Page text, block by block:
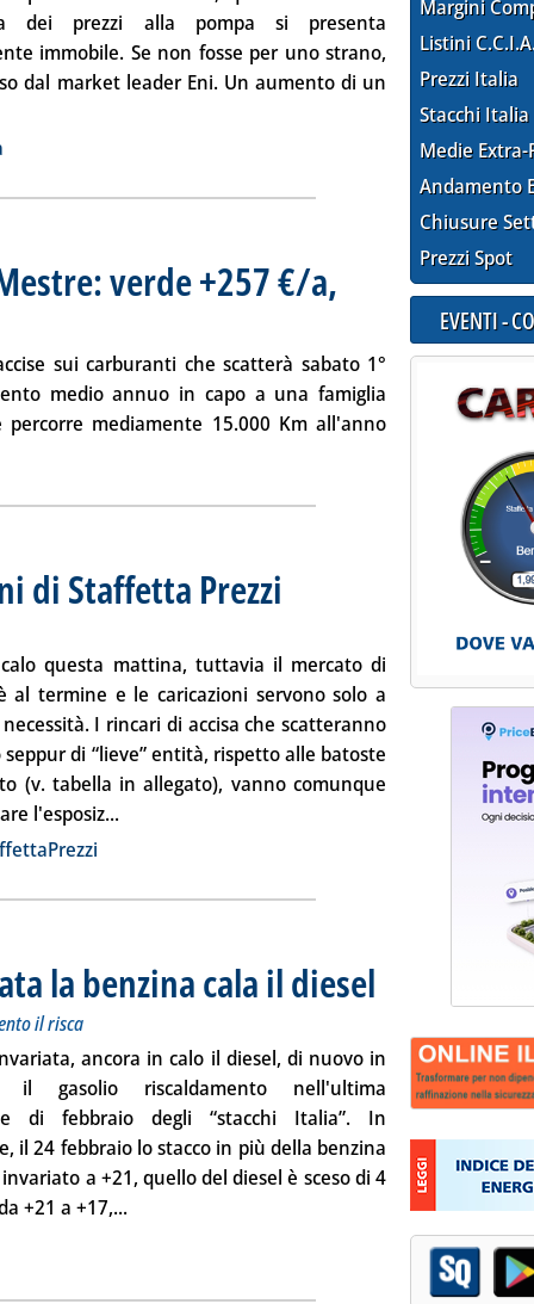
dei prezzi alla pompa si presenta
immobile. Se non fosse per uno strano,
dal market leader Eni. Un aumento di un
verde +257 €/a,
sui carburanti che scatterà sabato 1°
medio annuo in capo a una famiglia
mediamente 15.000 Km all'anno
accise, Cgia Mestre: verde +257 €/a, diesel +388'
di Staffetta Prezzi . Sottotitolo: Rilevazione n. 17 del 27
. Pubblicata giovedì 27 febbraio 2014 alle
questa mattina, tuttavia il mercato di
al termine e le caricazioni servono solo a
I rincari di accisa che scatteranno
seppur di “lieve” entità, rispetto alle batoste
(v. tabella in allegato), vanno comunque
l'esposiz...Leggi tutta la notizia: 'Extra-rete: le rilevazioni
la benzina cala il diesel
il risca
ancora in calo il diesel, di nuovo in
il gasolio riscaldamento nell'ultima
di febbraio degli “stacchi Italia”. In
il24 febbraiolo stacco in più della benzina
a +21, quello del diesel è sceso di 4
+21 a +17,...Leggi tutta la notizia: '“Stacchi Italia”,
Margini
Listini
Prezzi Italia
Stacchi Italia
Medie Extra-
Andamento
Chiusure
Prezzi Spot
EVENTI -